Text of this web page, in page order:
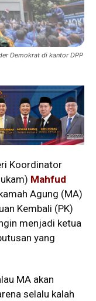
Demokrat di kantor DPP
Koordinator
Mahfud
Agung (MA)
Kembali (PK)
menjadi ketua
yang
MA akan
selalu kalah